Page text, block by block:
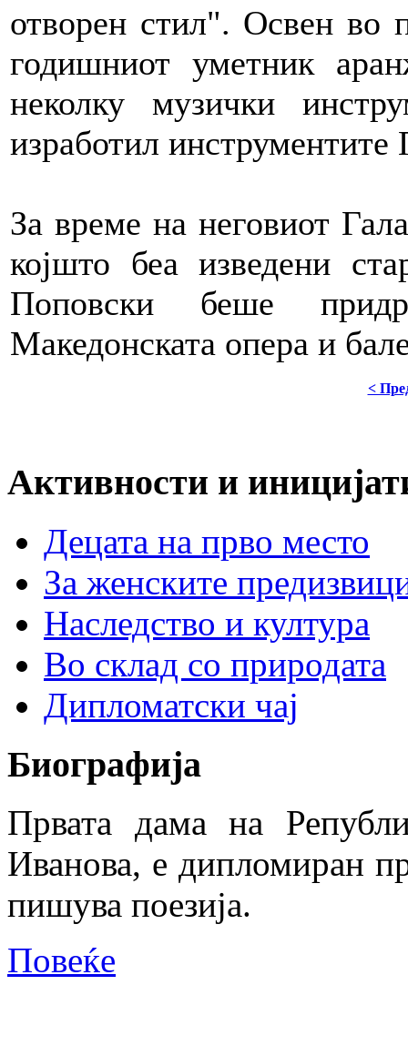
отворен стил". Освен во
годишниот уметник
неколку музички
изработил
За време на неговиот
којшто беа изведени
Поповски беше
Македонската опера и
<
Активности и
Децата на прво место
За женските
Наследство и култура
Во склад со природата
Дипломатски чај
Биографија
Првата дама на
Иванова, е дипломиран
пишува поезија.
Повеќе